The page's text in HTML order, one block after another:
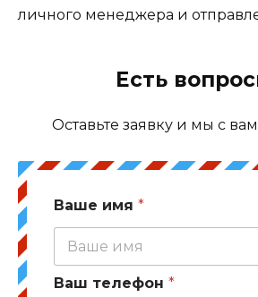
личного менеджера и
Есть
Оставьте заявку и мы с
Ваше имя *
Ваш телефон *